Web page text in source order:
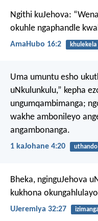
Ngithi kuJehova:
okuhle ngaphandle
AmaHubo 16:2 khulekela
Uma umuntu esho
uNkulunkulu,” kepha
ungumqambimanga;
wakhe ambonileyo
angambonanga.
1 kaJohane 4:20 uthando
Bheka, nginguJehova
kukhona
UJeremiya 32:27